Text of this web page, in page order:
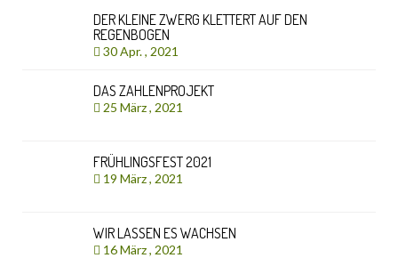
DER KLEINE ZWERG KLETTERT AUF DEN
REGENBOGEN
30 Apr. , 2021
DAS ZAHLENPROJEKT
25 März , 2021
FRÜHLINGSFEST 2021
19 März , 2021
WIR LASSEN ES WACHSEN
16 März , 2021